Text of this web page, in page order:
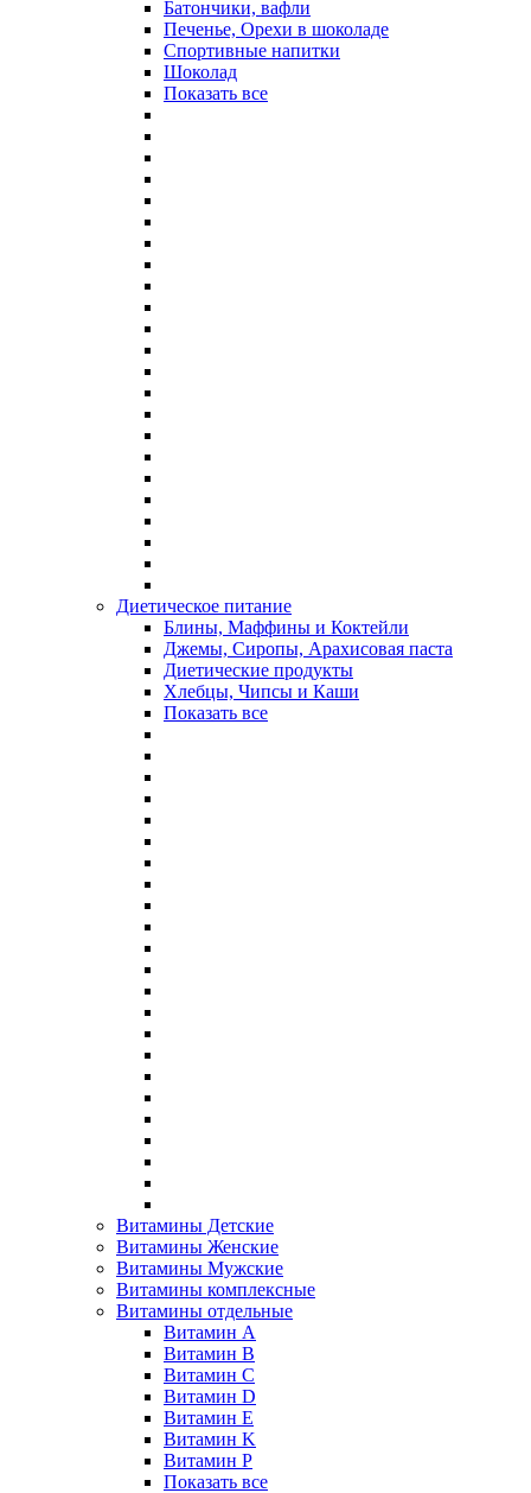
Батончики, вафли
Печенье, Орехи в шоколаде
Спортивные напитки
Шоколад
Показать все
Диетическое питание
Блины, Маффины и Коктейли
Джемы, Сиропы, Арахисовая паста
Диетические продукты
Хлебцы, Чипсы и Каши
Показать все
Витамины Детские
Витамины Женские
Витамины Мужские
Витамины комплексные
Витамины отдельные
Витамин A
Витамин B
Витамин C
Витамин D
Витамин E
Витамин K
Витамин P
Показать все